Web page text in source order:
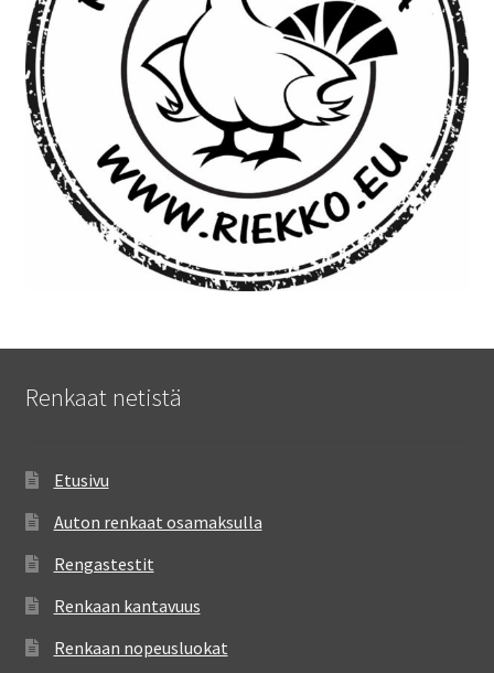
Renkaat netistä
Etusivu
Auton renkaat osamaksulla
Rengastestit
Renkaan kantavuus
Renkaan nopeusluokat